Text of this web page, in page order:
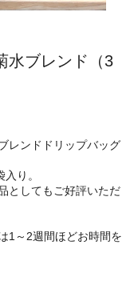
水ブレンド（3
レンドドリップバッグ
り。
としてもご好評いただ
1～2週間ほどお時間を